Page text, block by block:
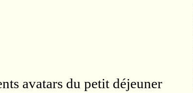
avatars du petit déjeuner